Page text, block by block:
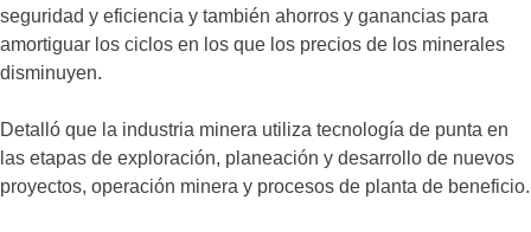
seguridad y eficiencia y también ahorros y ganancias para
amortiguar los ciclos en los que los precios de los minerales
disminuyen.
Detalló que la industria minera utiliza tecnología de punta en
las etapas de exploración, planeación y desarrollo de nuevos
proyectos, operación minera y procesos de planta de beneficio.